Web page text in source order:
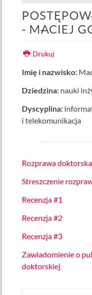
- MACIEJ
Drukuj
Imię i nazwisko:
Dziedzina: nauki
Dyscyplina:
i telekomunikacja
Rozprawa doktorska
Streszczenie
Recenzja #1
Recenzja #2
Recenzja #3
Zawiadomienie o
doktorskiej